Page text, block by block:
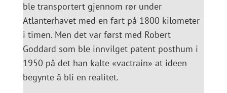
ble transportert gjennom rør under
Atlanterhavet med en fart på 1800 kilometer
i timen. Men det var først med Robert
Goddard som ble innvilget patent posthum i
1950 på det han kalte «vactrain» at ideen
begynte å bli en realitet.